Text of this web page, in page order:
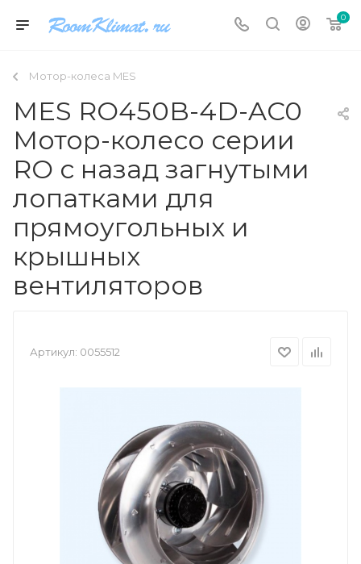
0
Мотор-колеса MES
MES RO450B-4D-AC0
Мотор-колесо серии
RO с назад загнутыми
лопатками для
прямоугольных и
крышных
вентиляторов
Артикул: 0055512